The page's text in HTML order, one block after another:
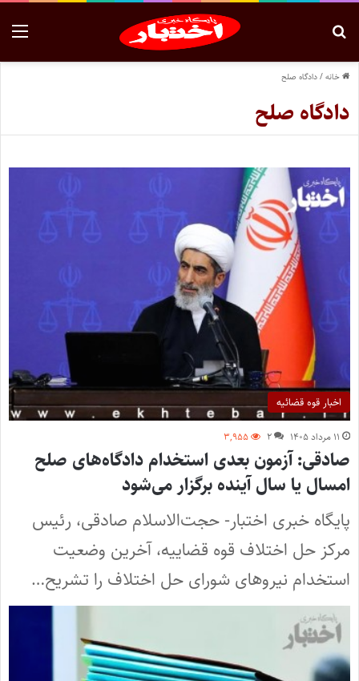
خانه/دادگاه صلح
دادگاه صلح
اخبار قوه قضائیه
۱۱ مرداد ۱۴۰۵ ۲ ۳,۹۵۵
صادقی: آزمون بعدی استخدام دادگاه‌های صلح
امسال یا سال آینده برگزار می‌شود
پایگاه خبری اختبار- حجت‌الاسلام صادقی، رئیس
مرکز حل اختلاف قوه قضاییه، آخرین وضعیت
استخدام نیروهای شورای حل اختلاف را تشریح…